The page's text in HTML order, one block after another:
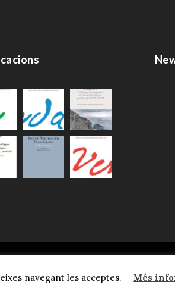
navegant les acceptes. Més